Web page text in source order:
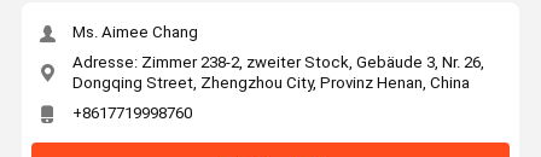
Ms. Aimee Chang
Adresse: Zimmer 238-2, zweiter Stock, Gebäude 3, Nr. 26,
Dongqing Street, Zhengzhou City, Provinz Henan, China
+8617719998760